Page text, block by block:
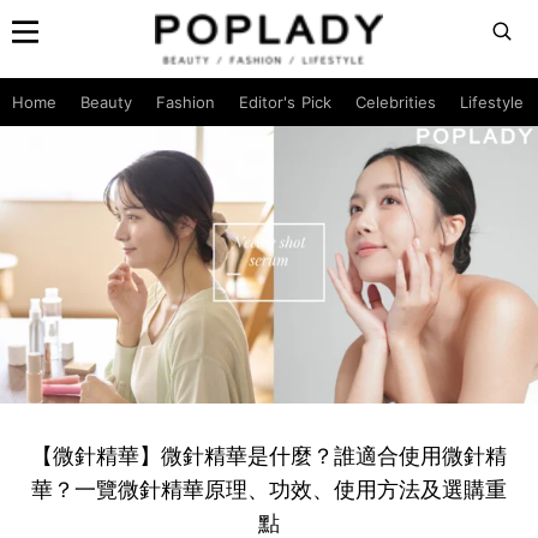
Home Beauty Fashion Editor's Pick Celebrities Lifestyle
【微針精華】微針精華是什麼？誰適合使用微針精
華？一覽微針精華原理、功效、使用方法及選購重
點